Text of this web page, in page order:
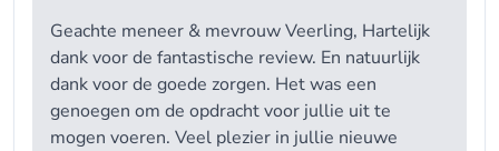
Geachte meneer & mevrouw Veerling, Hartelijk
dank voor de fantastische review. En natuurlijk
dank voor de goede zorgen. Het was een
genoegen om de opdracht voor jullie uit te
mogen voeren. Veel plezier in jullie nieuwe